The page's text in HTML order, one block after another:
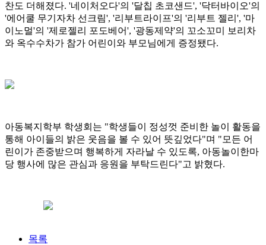
찬도 더해졌다. '네이처오다'의 '달칩 초코샌드', '닥터바이오'의
'에어쿨 무기자차 선크림', '리부트라이프'의 '리부트 젤리', '마
이노멀'의 '제로젤리 포도베어', '광동제약'의 꼬소꼬미 보리차
와 옥수수차가 참가 어린이와 부모님에게 증정됐다.
아동복지학부 학생회는 "학생들이 정성껏 준비한 놀이 활동을
통해 아이들의 밝은 웃음을 볼 수 있어 뜻깊었다"며 "모든 어
린이가 존중받으며 행복하게 자라날 수 있도록, 아동놀이한마
당 행사에 많은 관심과 응원을 부탁드린다"고 밝혔다.
목록